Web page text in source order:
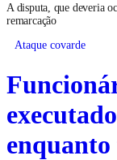
A disputa, que deveria
remarcação
Ataque covarde